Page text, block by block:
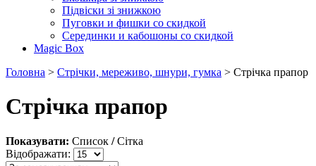
Підвіски зі знижкою
Пуговки и фишки со скидкой
Серединки и кабошоны со скидкой
Magic Box
Головна > Стрічки, мереживо, шнури, гумка > Стрічка прапор
Стрічка прапор
Показувати: Список / Сітка
Відображати: